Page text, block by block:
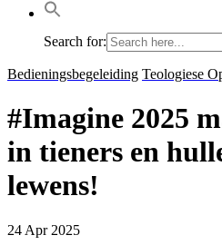
Search for:
Bedieningsbegeleiding Teologiese
#Imagine 2025
in tieners en
lewens!
24 Apr 2025